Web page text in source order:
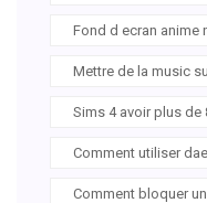
Fond d ecran anime
Mettre de la music
Sims 4 avoir plus
Comment utiliser
Comment bloquer